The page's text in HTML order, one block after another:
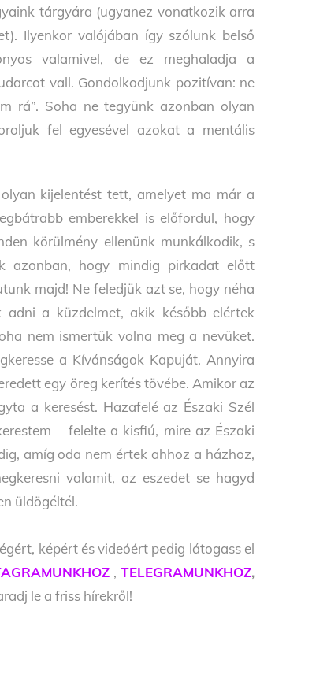
tárgyára (ugyanez vonatkozik arra
Ilyenkor valójában így szólunk belső
valamivel, de ez meghaladja a
vall. Gondolkodjunk pozitívan: ne
rá”. Soha ne tegyünk azonban olyan
fel egyesével azokat a mentális
kijelentést tett, amelyet ma már a
emberekkel is előfordul, hogy
körülmény ellenünk munkálkodik, s
azonban, hogy mindig pirkadat előtt
majd! Ne feledjük azt se, hogy néha
a küzdelmet, akik később elértek
nem ismertük volna meg a nevüket.
a Kívánságok Kapuját. Annyira
egy öreg kerítés tövébe. Amikor az
a keresést. Hazafelé az Északi Szél
– felelte a kisfiú, mire az Északi
amíg oda nem értek ahhoz a házhoz,
valamit, az eszedet se hagyd
üldögéltél.
képért és videóért pedig látogass el
, TELEGRAMUNKHOZ,
le a friss hírekről!